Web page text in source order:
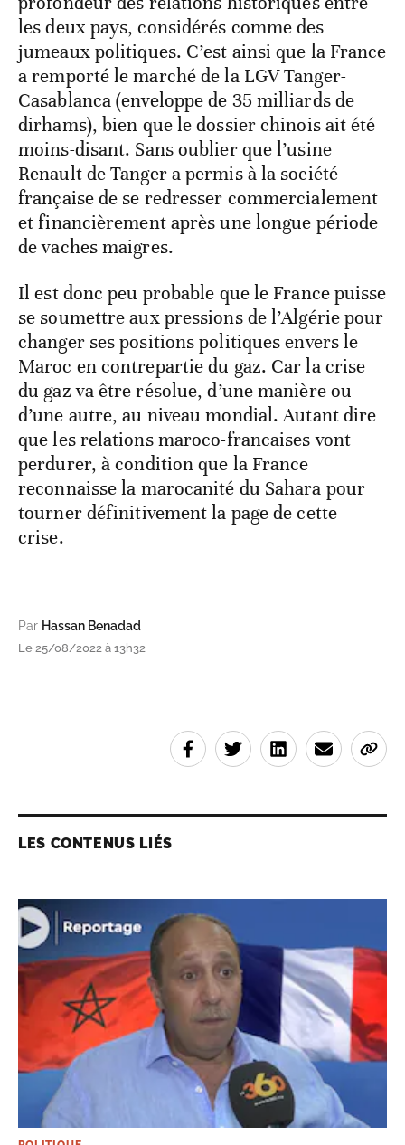
les deux pays, considérés comme des
jumeaux politiques. C’est ainsi que la France
a remporté le marché de la LGV Tanger-
Casablanca (enveloppe de 35 milliards de
dirhams), bien que le dossier chinois ait été
moins-disant. Sans oublier que l’usine
Renault de Tanger a permis à la société
française de se redresser commercialement
et financièrement après une longue période
de vaches maigres.
Il est donc peu probable que le France puisse
se soumettre aux pressions de l’Algérie pour
changer ses positions politiques envers le
Maroc en contrepartie du gaz. Car la crise
du gaz va être résolue, d’une manière ou
d’une autre, au niveau mondial. Autant dire
que les relations maroco-francaises vont
perdurer, à condition que la France
reconnaisse la marocanité du Sahara pour
tourner définitivement la page de cette
crise.
Par Hassan Benadad
Le 25/08/2022 à 13h32
LES CONTENUS LIÉS